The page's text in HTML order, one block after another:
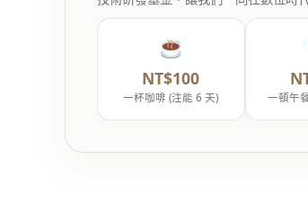
NT$100
一杯咖啡 (注能 6 天) 一頓午